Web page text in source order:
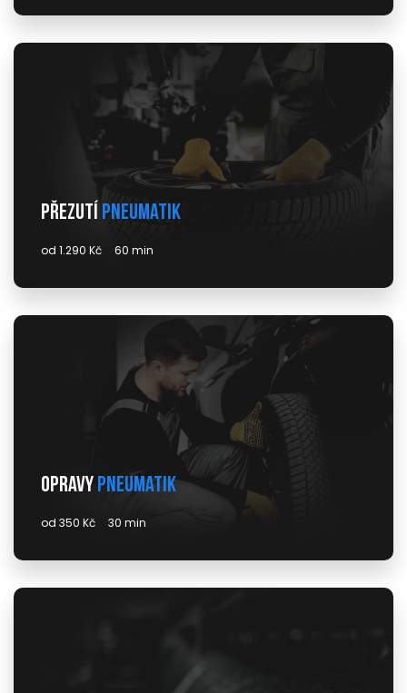
Přezutí pneumatik
od 1.290 Kč 60 min
Opravy pneumatik
od 350 Kč 30 min